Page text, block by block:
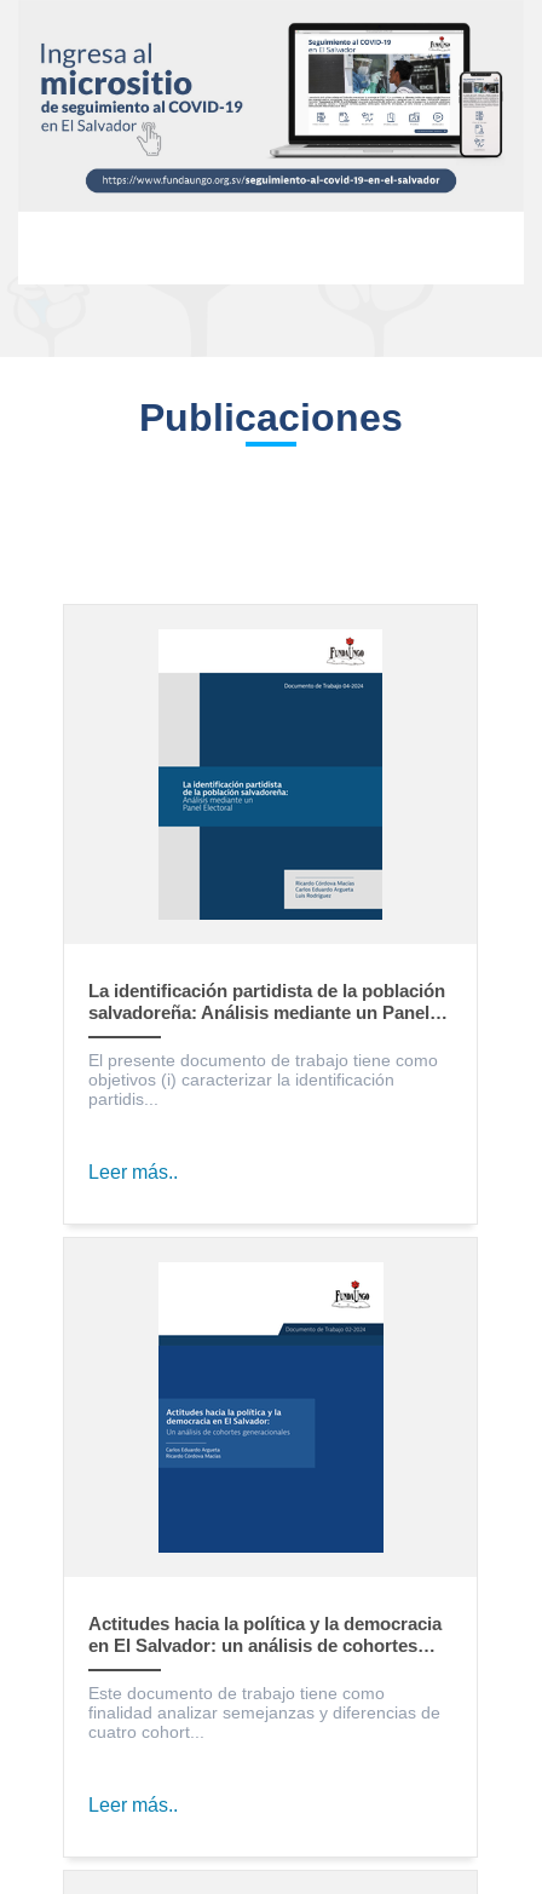
Publicaciones
La identificación partidista de la población
salvadoreña: Análisis mediante un Panel
Electoral
El presente documento de trabajo tiene como
objetivos (i) caracterizar la identificación
partidis...
Leer más..
Actitudes hacia la política y la democracia
en El Salvador: un análisis de cohortes
generacionales
Este documento de trabajo tiene como
finalidad analizar semejanzas y diferencias de
cuatro cohort...
Leer más..